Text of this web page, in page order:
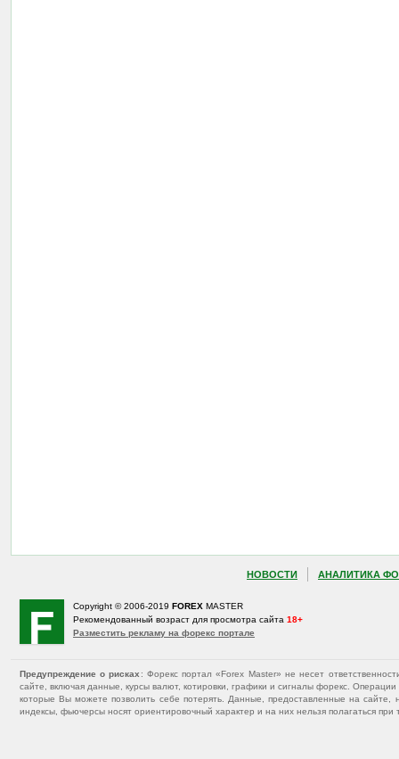
НОВОСТИ АНАЛИТИКА
Copyright © 2006-2019 FOREX MASTER
Рекомендованный возраст для просмотра сайта 18+
Разместить рекламу на форекс портале
Предупреждение о рисках : Форекс портал «Forex Master» не несет
сайте, включая данные, курсы валют, котировки, графики и сигналы форекс.
которые Вы можете позволить себе потерять. Данные, предоставленные на
индексы, фьючерсы носят ориентировочный характер и на них нельзя полагаться при